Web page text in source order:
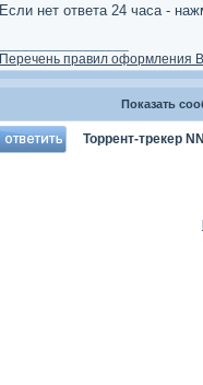
Если нет ответа 24 часа -
Перечень правил оформления
Показать
Торрент-трекер